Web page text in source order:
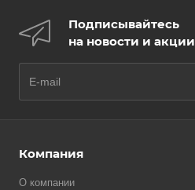
Подписывайтесь
на новости и акции
Компания
О компании